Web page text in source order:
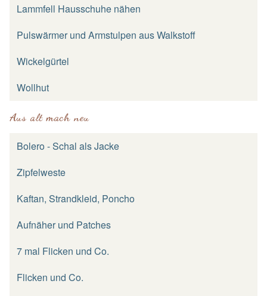
Lammfell Hausschuhe nähen
Pulswärmer und Armstulpen aus Walkstoff
Wickelgürtel
Wollhut
Aus alt mach neu
Bolero - Schal als Jacke
Zipfelweste
Kaftan, Strandkleid, Poncho
Aufnäher und Patches
7 mal Flicken und Co.
Flicken und Co.